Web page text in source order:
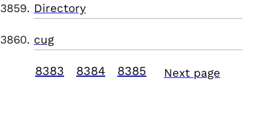
Directory
cug
8383 8384 8385 Next page